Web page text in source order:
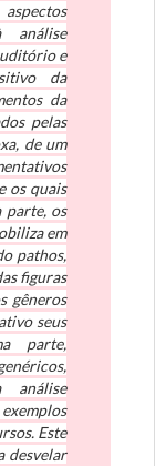
análise
e
da
da
pelas
de um
os quais
parte, os
em
pathos,
figuras
gêneros
seus
parte,
análise
Este
desvelar